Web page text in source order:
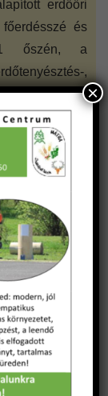
erdőőri
és
őszén, a
,
bízták
és 1894-
európai
végett
1895-ben az
egyesület
egyesület
minisztérium
tartják
×